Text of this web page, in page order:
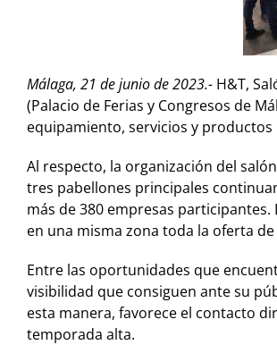
Málaga, 21 de junio de 2023.- H&T,
(Palacio de Ferias y Congresos de
equipamiento, servicios y
Al respecto, la organización del
tres pabellones principales
más de 380 empresas
en una misma zona toda la oferta
Entre las oportunidades que
visibilidad que consiguen ante su
esta manera, favorece el contacto
temporada alta.